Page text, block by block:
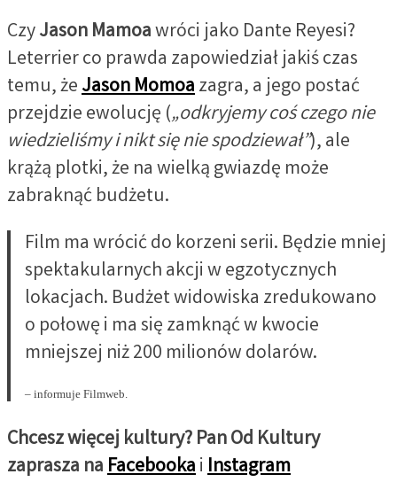
CzyJason Mamoawróci jako Dante Reyesi?
Leterrier co prawda zapowiedział jakiś czas
temu, żeJason Momoazagra, a jego postać
przejdzie ewolucję („odkryjemy coś czego nie
wiedzieliśmy i nikt się nie spodziewał”), ale
krążą plotki, że na wielką gwiazdę może
zabraknąć budżetu.
Film ma wrócić do korzeni serii. Będzie mniej
spektakularnych akcji w egzotycznych
lokacjach. Budżet widowiska zredukowano
o połowę i ma się zamknąć w kwocie
mniejszej niż 200 milionów dolarów.
– informuje Filmweb.
Chcesz więcej kultury? Pan Od Kultury
zaprasza naFacebookaiInstagram